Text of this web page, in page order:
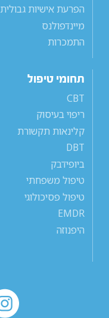
הפרעת אישיות גבולית
מיינדפולנס
התמכרות
תחומי טיפול
CBT
ריפוי בעיסוק
קלינאות תקשורת
DBT
ביופידבק
טיפול משפחתי
טיפול פסיכולוגי
EMDR
היפנוזה